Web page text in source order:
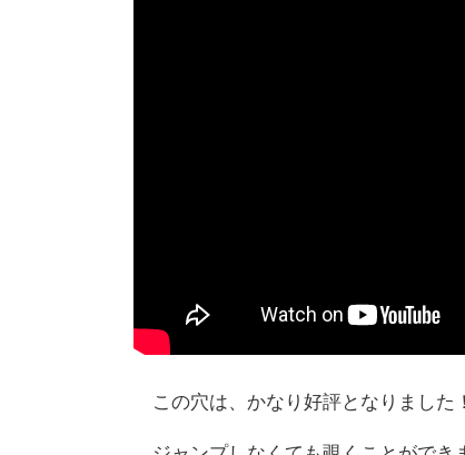
この穴は、かなり好評となりました！